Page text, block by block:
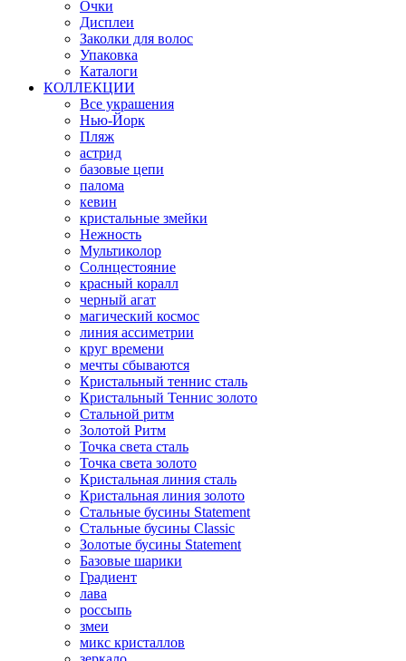
Очки
Дисплеи
Заколки для волос
Упаковка
Каталоги
КОЛЛЕКЦИИ
Все украшения
Нью-Йорк
Пляж
астрид
базовые цепи
палома
кевин
кристальные змейки
Нежность
Мультиколор
Солнцестояние
красный коралл
черный агат
магический космос
линия ассиметрии
круг времени
мечты сбываются
Кристальный теннис сталь
Кристальный Теннис золото
Стальной ритм
Золотой Ритм
Точка света сталь
Точка света золото
Кристальная линия сталь
Кристальная линия золото
Стальные бусины Statement
Стальные бусины Classic
Золотые бусины Statement
Базовые шарики
Градиент
лава
россыпь
змеи
микс кристаллов